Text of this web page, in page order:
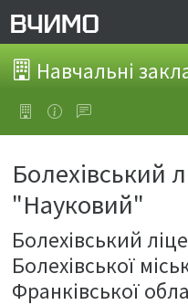
Навчальні
Болехівський
"Науковий"
Болехівський
Болехівської
Франківської